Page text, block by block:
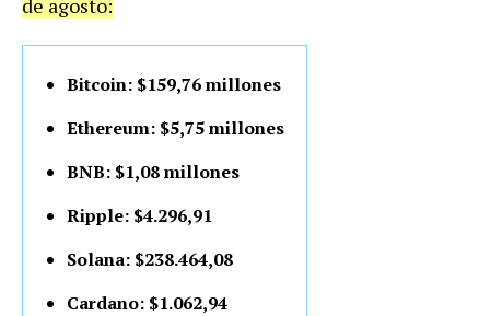
de agosto:
Bitcoin: $159,76 millones
Ethereum: $5,75 millones
BNB: $1,08 millones
Ripple: $4.296,91
Solana: $238.464,08
Cardano: $1.062,94